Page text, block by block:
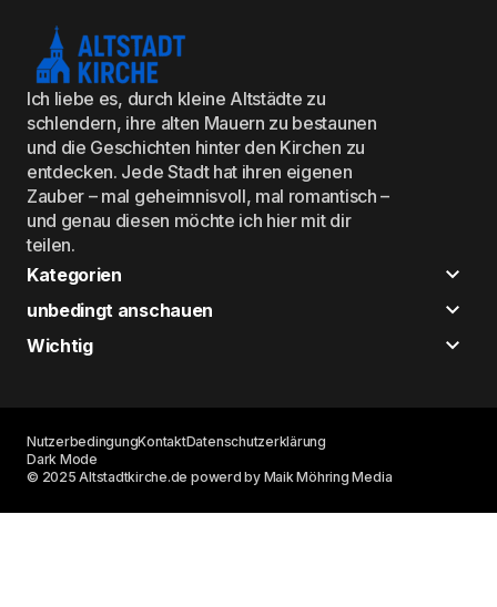
Ich liebe es, durch kleine Altstädte zu
schlendern, ihre alten Mauern zu bestaunen
und die Geschichten hinter den Kirchen zu
entdecken. Jede Stadt hat ihren eigenen
Zauber – mal geheimnisvoll, mal romantisch –
und genau diesen möchte ich hier mit dir
teilen.
Kategorien
unbedingt anschauen
Wichtig
© 2025 Altstadtkirche.de powerd by Maik Möhring Media
NutzerbedingungKontaktDatenschutzerklärung
Dark Mode